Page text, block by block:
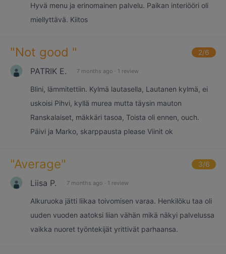
Hyvä menu ja erinomainen palvelu. Paikan interiööri oli
miellyttävä. Kiitos
"Not good " 2/6
PATRIK E. 7 months ago · 1 review
Blini, lämmitettiin. Kylmä lautasella, Lautanen kylmä, ei
uskoisi Pihvi, kyllä murea mutta täysin mauton
Ranskalaiset, mäkkäri tasoa, Toista oli ennen, ouch.
Päivi ja Marko, skarppausta please Viinit ok
"Average" 3/6
Liisa P. 7 months ago · 1 review
Alkuruoka jätti liikaa toivomisen varaa. Henkilöku taa oli
uuden vuoden aatoksi liian vähän mikä näkyi palvelussa
vaikka nuoret työntekijät yrittivät parhaansa.